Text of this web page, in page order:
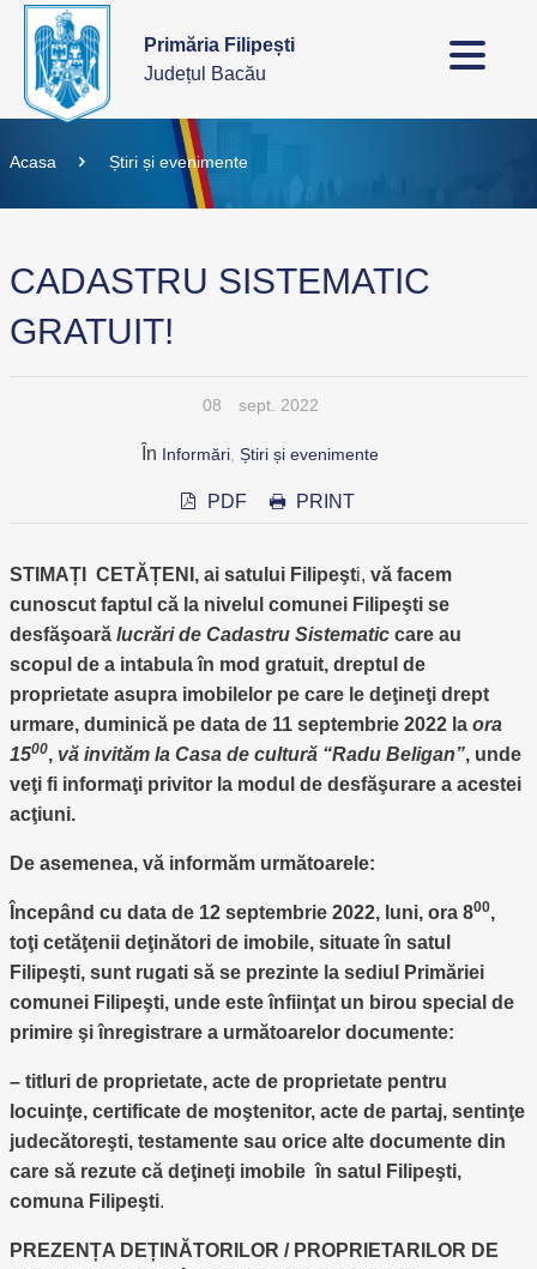
Primăria Filipești
Județul Bacău
Acasa Știri și evenimente
CADASTRU SISTEMATIC
GRATUIT!
08 sept. 2022
În Informări Știri și evenimente
PDF PRINT
STIMAȚI CETĂȚENI, ai satului Filipeşti, vă facem
cunoscut faptul că la nivelul comunei Filipeşti se
desfăşoară lucrări de Cadastru Sistematic care au
scopul de a intabula în mod gratuit, dreptul de
proprietate asupra imobilelor pe care le deţineţi drept
urmare, duminică pe data de 11 septembrie 2022 la ora
1500, vă invităm la Casa de cultură “Radu Beligan”, unde
veţi fi informaţi privitor la modul de desfăşurare a acestei
acţiuni.
De asemenea, vă informăm următoarele:
Începând cu data de 12 septembrie 2022, luni, ora 800,
toţi cetăţenii deţinători de imobile, situate în satul
Filipeşti, sunt rugati să se prezinte la sediul Primăriei
comunei Filipeşti, unde este înfiinţat un birou special de
primire şi înregistrare a următoarelor documente:
– titluri de proprietate, acte de proprietate pentru
locuinţe, certificate de moştenitor, acte de partaj, sentinţe
judecătoreşti, testamente sau orice alte documente din
care să rezute că deţineţi imobile în satul Filipeşti,
comuna Filipeşti.
PREZENȚA DEȚINĂTORILOR / PROPRIETARILOR DE